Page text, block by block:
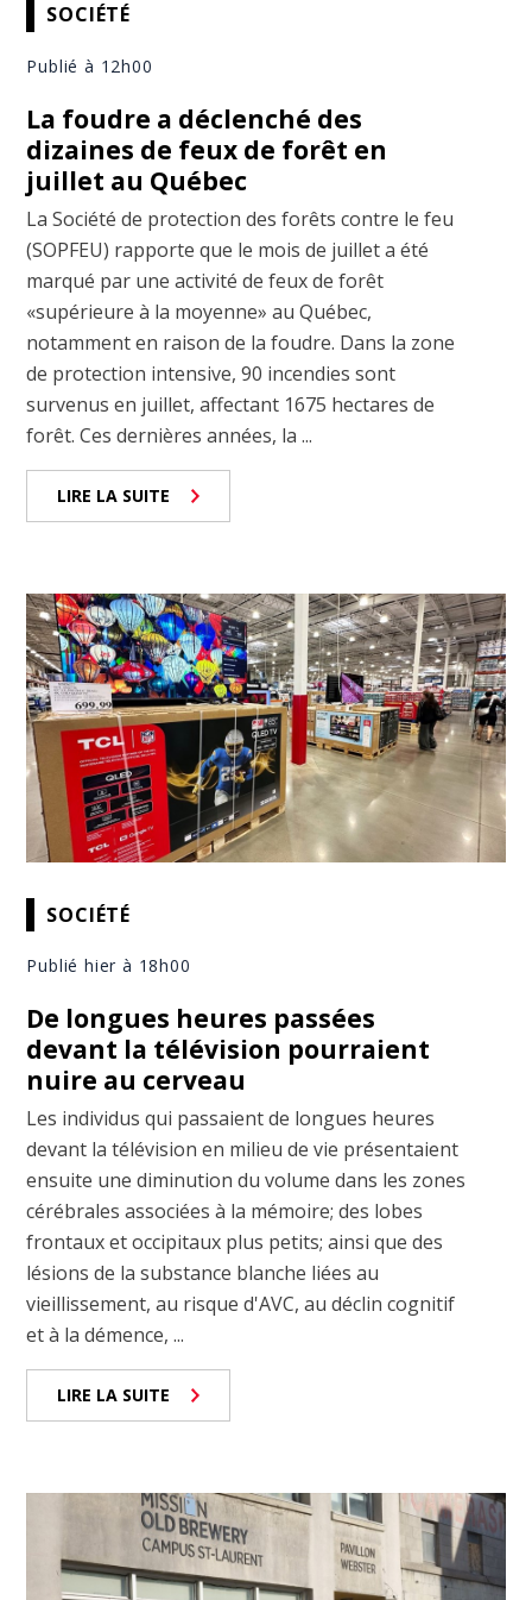
SOCIÉTÉ
Publié à 12h00
La foudre a déclenché des
dizaines de feux de forêt en
juillet au Québec
La Société de protection des forêts contre le feu
(SOPFEU) rapporte que le mois de juillet a été
marqué par une activité de feux de forêt
«supérieure à la moyenne» au Québec,
notamment en raison de la foudre. Dans la zone
de protection intensive, 90 incendies sont
survenus en juillet, affectant 1675 hectares de
forêt. Ces dernières années, la ...
LIRE LA SUITE
SOCIÉTÉ
Publié hier à 18h00
De longues heures passées
devant la télévision pourraient
nuire au cerveau
Les individus qui passaient de longues heures
devant la télévision en milieu de vie présentaient
ensuite une diminution du volume dans les zones
cérébrales associées à la mémoire; des lobes
frontaux et occipitaux plus petits; ainsi que des
lésions de la substance blanche liées au
vieillissement, au risque d'AVC, au déclin cognitif
et à la démence, ...
LIRE LA SUITE